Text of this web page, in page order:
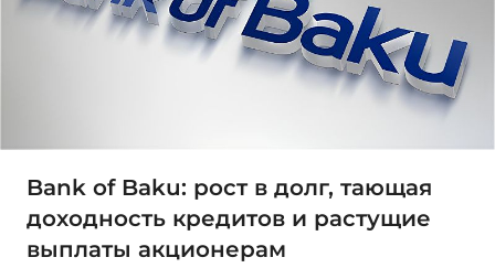
Bank of Baku: рост в долг, тающая
доходность кредитов и растущие
выплаты акционерам